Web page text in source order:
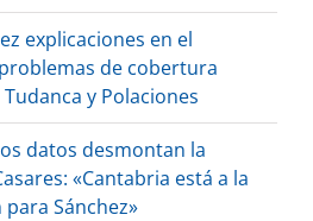
explicaciones en el
de cobertura
y Polaciones
datos desmontan la
«Cantabria está a la
Sánchez»